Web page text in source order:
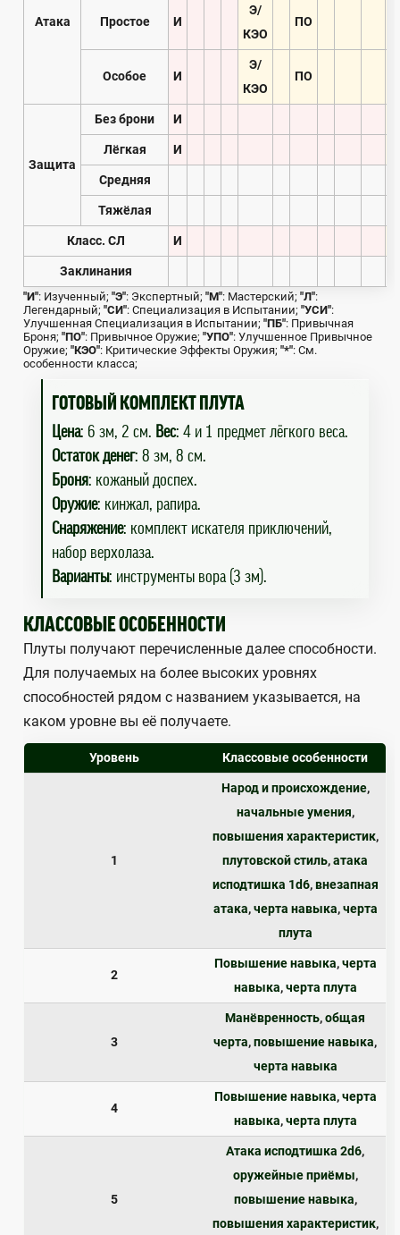
Атака Простое И
Э/
КЭО
ПО
Особое И
Э/
КЭО
ПО
Защита
Без брони
И
Лёгкая
И
Средняя
Тяжёлая
Класс. СЛ
И
Заклинания
"И": Изученный; "Э": Экспертный; "М": Мастерский; "Л":
Легендарный; "СИ": Специализация в Испытании; "УСИ":
Улучшенная Специализация в Испытании; "ПБ": Привычная
Броня; "ПО": Привычное Оружие; "УПО": Улучшенное Привычное
Оружие; "КЭО": Критические Эффекты Оружия; "*": См.
особенности класса;
ГОТОВЫЙ КОМПЛЕКТ ПЛУТА
Цена: 6 зм, 2 см. Вес: 4 и 1 предмет лёгкого веса.
Остаток денег: 8 зм, 8 см.
Броня: кожаный доспех.
Оружие: кинжал, рапира.
Снаряжение: комплект искателя приключений,
набор верхолаза.
Варианты: инструменты вора (3 зм).
КЛАССОВЫЕ ОСОБЕННОСТИ
Плуты получают перечисленные далее способности.
Для получаемых на более высоких уровнях
способностей рядом с названием указывается, на
каком уровне вы её получаете.
Уровень Классовые особенности
1
Народ и происхождение,
начальные умения,
повышения характеристик,
плутовской стиль,атака
исподтишка 1d6,внезапная
атака,черта навыка,черта
плута
2
Повышение навыка,черта
навыка,черта плута
3
Манёвренность,общая
черта,повышение навыка,
черта навыка
4
Повышение навыка,черта
навыка,черта плута
5
Атака исподтишка 2d6,
оружейные приёмы,
повышение навыка,
повышения характеристик,